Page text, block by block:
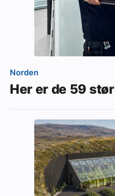
Norden
Her er de 59